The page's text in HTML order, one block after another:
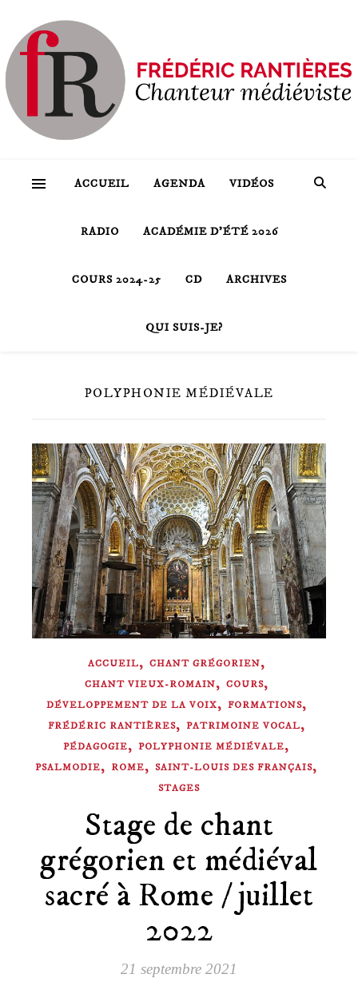
ACCUEIL AGENDA VIDÉOS
RADIO ACADÉMIE D’ÉTÉ 2026
COURS 2024-25 CD ARCHIVES
QUI SUIS-JE?
POLYPHONIE MÉDIÉVALE
ACCUEIL, CHANT GRÉGORIEN,
CHANT VIEUX-ROMAIN, COURS,
DÉVELOPPEMENT DE LA VOIX, FORMATIONS,
FRÉDÉRIC RANTIÈRES, PATRIMOINE VOCAL,
PÉDAGOGIE, POLYPHONIE MÉDIÉVALE,
PSALMODIE, ROME, SAINT-LOUIS DES FRANÇAIS,
STAGES
Stage de chant
grégorien et médiéval
sacré à Rome / juillet
2022
21 septembre 2021